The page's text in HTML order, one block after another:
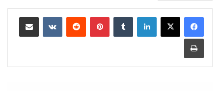
لينكدإن بينتيريست مشاركة عبر البريد
طباعة